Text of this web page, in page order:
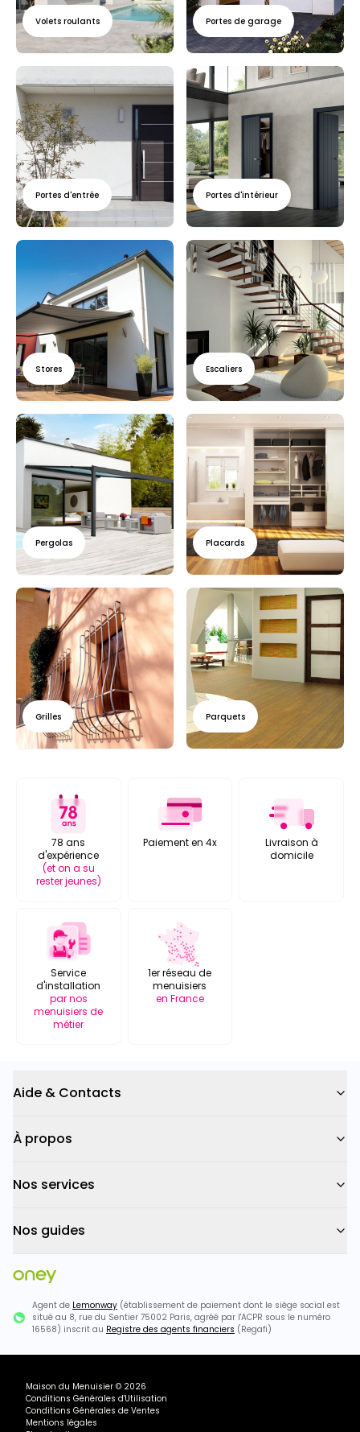
Volets roulants Portes de garage
Portes d'entrée Portes d'intérieur
Stores Escaliers
Pergolas Placards
Grilles Parquets
78 ans
d'expérience
(et on a su
rester jeunes)
Paiement en 4x
Livraison à
domicile
Service
d'installation
par nos
menuisiers de
métier
1er réseau de
menuisiers
en France
Aide & Contacts
À propos
Nos services
Nos guides
Agent de Lemonway (établissement de paiement dont le siège social est
situé au 8, rue du Sentier 75002 Paris, agréé par l'ACPR sous le numéro
16568) inscrit au Registre des agents financiers (Regafi)
Maison du Menuisier © 2026
Conditions Générales d'Utilisation
Conditions Générales de Ventes
Mentions légales